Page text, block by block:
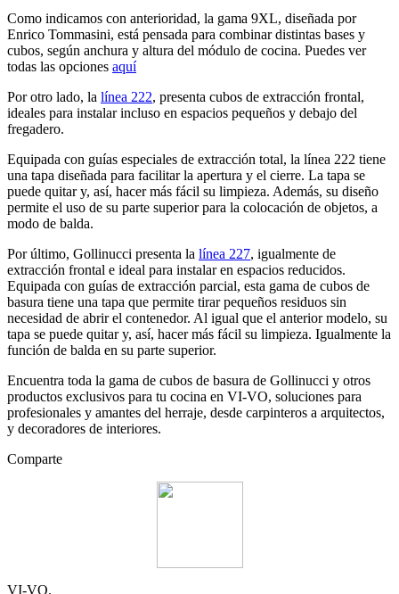
Como indicamos con anterioridad, la gama 9XL, diseñada por
Enrico Tommasini, está pensada para combinar distintas bases y
cubos, según anchura y altura del módulo de cocina. Puedes ver
todas las opciones aquí
Por otro lado, la línea 222, presenta cubos de extracción frontal,
ideales para instalar incluso en espacios pequeños y debajo del
fregadero.
Equipada con guías especiales de extracción total, la línea 222 tiene
una tapa diseñada para facilitar la apertura y el cierre. La tapa se
puede quitar y, así, hacer más fácil su limpieza. Además, su diseño
permite el uso de su parte superior para la colocación de objetos, a
modo de balda.
Por último, Gollinucci presenta la línea 227, igualmente de
extracción frontal e ideal para instalar en espacios reducidos.
Equipada con guías de extracción parcial, esta gama de cubos de
basura tiene una tapa que permite tirar pequeños residuos sin
necesidad de abrir el contenedor. Al igual que el anterior modelo, su
tapa se puede quitar y, así, hacer más fácil su limpieza. Igualmente la
función de balda en su parte superior.
Encuentra toda la gama de cubos de basura de Gollinucci y otros
productos exclusivos para tu cocina en VI-VO, soluciones para
profesionales y amantes del herraje, desde carpinteros a arquitectos,
y decoradores de interiores.
Comparte
VI-VO.